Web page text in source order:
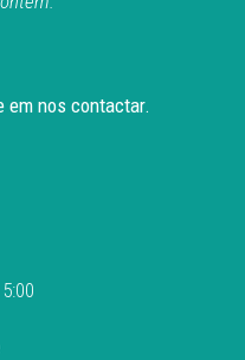
em nos contactar.